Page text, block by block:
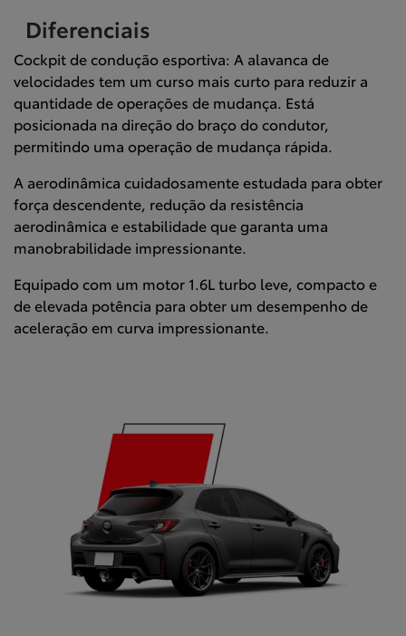
Diferenciais
Cockpit de condução esportiva: A alavanca de
velocidades tem um curso mais curto para reduzir a
quantidade de operações de mudança. Está
posicionada na direção do braço do condutor,
permitindo uma operação de mudança rápida.
A aerodinâmica cuidadosamente estudada para obter
força descendente, redução da resistência
aerodinâmica e estabilidade que garanta uma
manobrabilidade impressionante.
Equipado com um motor 1.6L turbo leve, compacto e
de elevada potência para obter um desempenho de
aceleração em curva impressionante.